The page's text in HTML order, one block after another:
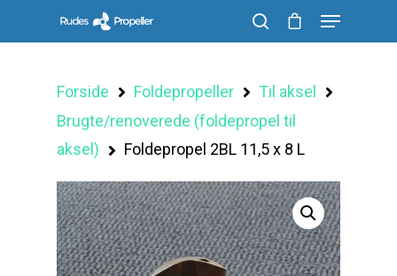
Forside Foldepropeller
Til aksel
Brugte/renoverede (foldepropel til
aksel)
Foldepropel 2BL 11,5 x 8 L